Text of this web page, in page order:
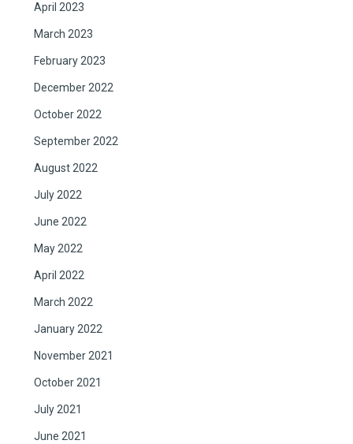
April 2023
March 2023
February 2023
December 2022
October 2022
September 2022
August 2022
July 2022
June 2022
May 2022
April 2022
March 2022
January 2022
November 2021
October 2021
July 2021
June 2021